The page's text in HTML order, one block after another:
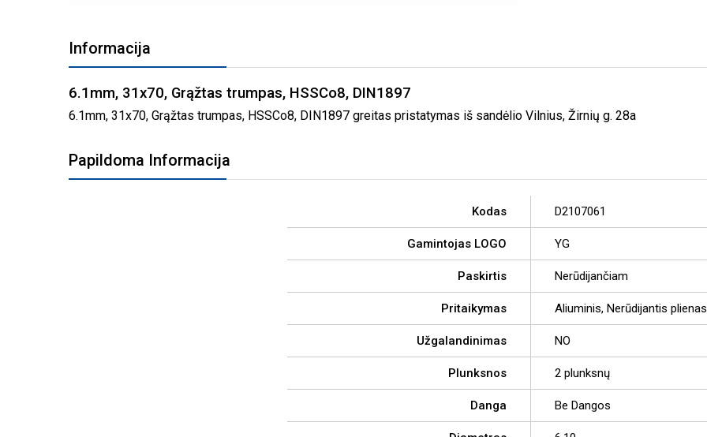
PAVEIKSLĖLIŲ
GALERIJOS
Informacija
6.1mm, 31x70, Grąžtas trumpas, HSSCo8, DIN1897
6.1mm, 31x70, Grąžtas trumpas, HSSCo8, DIN1897 greitas pristatymas iš sandėlio Vilnius, Žirnių g. 28a
Papildoma Informacija
Kodas D2107061
Gamintojas LOGO YG
Paskirtis Nerūdijančiam
Pritaikymas Aliuminis, Nerūdijantis
Užgalandinimas NO
Plunksnos 2 plunksnų
Danga Be Dangos